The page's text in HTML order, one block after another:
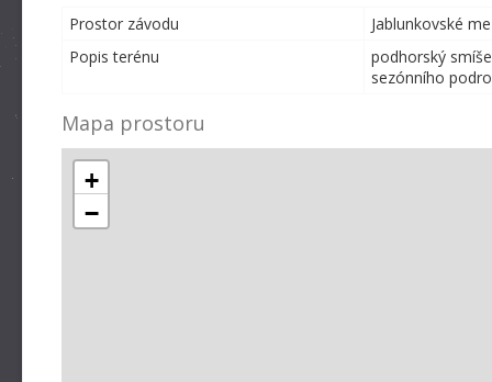
Prostor závodu
Jablunkovské
Popis terénu
podhorský
sezónního
Mapa prostoru
+
−